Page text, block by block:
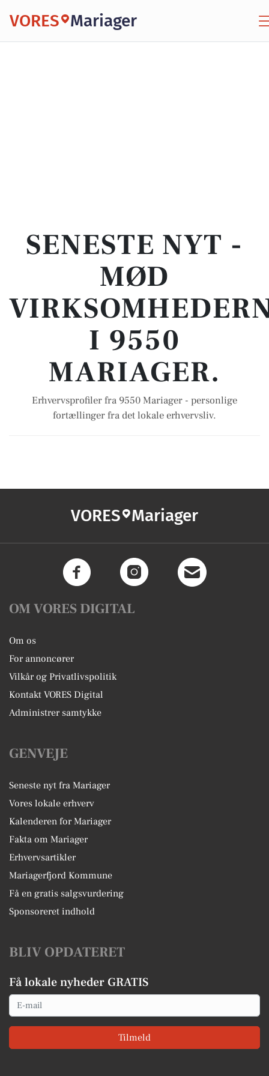
VORES Mariager
SENESTE NYT -
MØD
I 9550
MARIAGER.
Erhvervsprofiler fra 9550 Mariager - personlige
fortællinger fra det lokale erhvervsliv.
VORES Mariager
OM VORES DIGITAL
Om os
For annoncører
Vilkår og Privatlivspolitik
Kontakt VORES Digital
Administrer samtykke
GENVEJE
Seneste nyt fra Mariager
Vores lokale erhverv
Kalenderen for Mariager
Fakta om Mariager
Erhvervsartikler
Mariagerfjord Kommune
Få en gratis salgsvurdering
Sponsoreret indhold
BLIV OPDATERET
Få lokale nyheder GRATIS
Email
Tilmeld